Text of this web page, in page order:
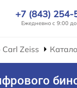
+7 (843) 254-
Ежедневно с 9:00
Zeiss